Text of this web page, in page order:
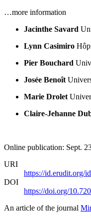
…more information
Jacinthe Savard
Lynn Casimiro
Pier Bouchard
Josée Benoît
Marie Drolet
Claire-Jehanne
Online publication: Sept.
URI
https://id.erudit.org/
DOI
https://doi.org/
An article of the journal